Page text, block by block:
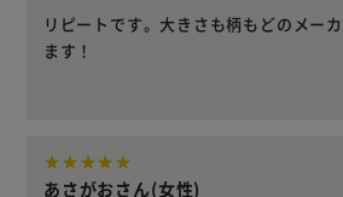
リピートです。大きさも柄もどのメー
ます！
あさがおさん(女性)